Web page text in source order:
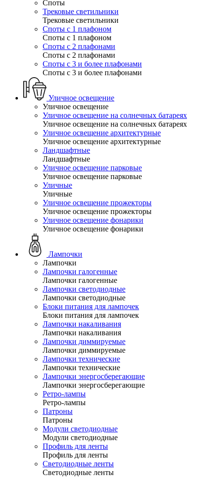
Споты
Трековые светильники
Трековые светильники
Споты с 1 плафоном
Споты с 1 плафоном
Споты с 2 плафонами
Споты с 2 плафонами
Споты с 3 и более плафонами
Споты с 3 и более плафонами
Уличное освещение
Уличное освещение
Уличное освещение на солнечных батареях
Уличное освещение на солнечных батареях
Уличное освещение архитектурные
Уличное освещение архитектурные
Ландшафтные
Ландшафтные
Уличное освещение парковые
Уличное освещение парковые
Уличные
Уличные
Уличное освещение прожекторы
Уличное освещение прожекторы
Уличное освещение фонарики
Уличное освещение фонарики
Лампочки
Лампочки
Лампочки галогенные
Лампочки галогенные
Лампочки светодиодные
Лампочки светодиодные
Блоки питания для лампочек
Блоки питания для лампочек
Лампочки накаливания
Лампочки накаливания
Лампочки диммируемые
Лампочки диммируемые
Лампочки технические
Лампочки технические
Лампочки энергосберегающие
Лампочки энергосберегающие
Ретро-лампы
Ретро-лампы
Патроны
Патроны
Модули светодиодные
Модули светодиодные
Профиль для ленты
Профиль для ленты
Светодиодные ленты
Светодиодные ленты